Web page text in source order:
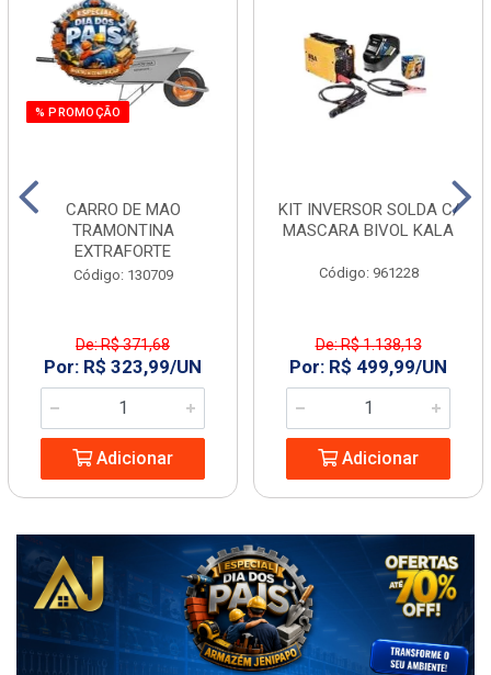
% PROMOÇÃO
CARRO DE MAO
TRAMONTINA
EXTRAFORTE
Código: 130709
De: R$ 371,68
Por: R$ 323,99/UN
Adicionar
KIT INVERSOR SOLDA C/
MASCARA BIVOL KALA
Código: 961228
De: R$ 1.138,13
Por: R$ 499,99/UN
Adicionar